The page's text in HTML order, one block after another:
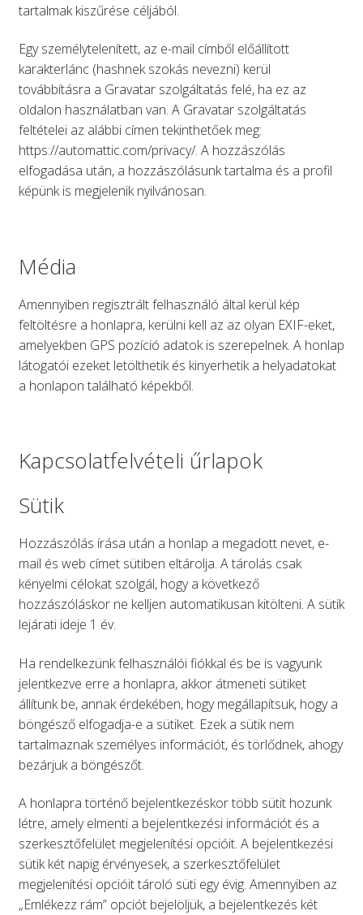
tartalmak kiszűrése céljából.
Egy személytelenített, az e-mail címből előállított
karakterlánc (hashnek szokás nevezni) kerül
továbbításra a Gravatar szolgáltatás felé, ha ez az
oldalon használatban van. A Gravatar szolgáltatás
feltételei az alábbi címen tekinthetőek meg:
https://automattic.com/privacy/. A hozzászólás
elfogadása után, a hozzászólásunk tartalma és a profil
képünk is megjelenik nyilvánosan.
Média
Amennyiben regisztrált felhasználó által kerül kép
feltöltésre a honlapra, kerülni kell az az olyan EXIF-eket,
amelyekben GPS pozíció adatok is szerepelnek. A honlap
látogatói ezeket letölthetik és kinyerhetik a helyadatokat
a honlapon található képekből.
Kapcsolatfelvételi űrlapok
Sütik
Hozzászólás írása után a honlap a megadott nevet, e-
mail és web címet sütiben eltárolja. A tárolás csak
kényelmi célokat szolgál, hogy a következő
hozzászóláskor ne kelljen automatikusan kitölteni. A sütik
lejárati ideje 1 év.
Ha rendelkezünk felhasználói fiókkal és be is vagyunk
jelentkezve erre a honlapra, akkor átmeneti sütiket
állítunk be, annak érdekében, hogy megállapítsuk, hogy a
böngésző elfogadja-e a sütiket. Ezek a sütik nem
tartalmaznak személyes információt, és törlődnek, ahogy
bezárjuk a böngészőt.
A honlapra történő bejelentkezéskor több sütit hozunk
létre, amely elmenti a bejelentkezési információt és a
szerkesztőfelület megjelenítési opcióit. A bejelentkezési
sütik két napig érvényesek, a szerkesztőfelület
megjelenítési opcióit tároló süti egy évig. Amennyiben az
„Emlékezz rám” opciót bejelöljük, a bejelentkezés két